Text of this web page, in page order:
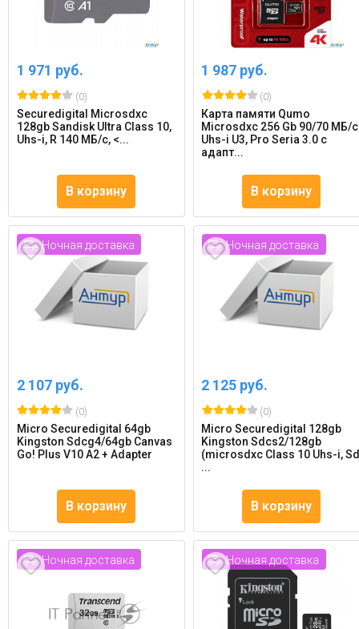
1 971 руб.
(0)
Securedigital Microsdxc
128gb Sandisk Ultra Class 10,
Uhs-i, R 140 МБ/с, <...
В корзину
1 987 руб.
(0)
Карта памяти Qumo
Microsdxc 256 Gb 90/70 МБ/с
Uhs-i U3, Pro Seria 3.0 с
адапт...
В корзину
Ночная доставка
2 107 руб.
(0)
Micro Securedigital 64gb
Kingston Sdcg4/64gb Canvas
Go! Plus V10 A2 + Adapter
В корзину
Ночная доставка
2 125 руб.
(0)
Micro Securedigital 128gb
Kingston Sdcs2/128gb
(microsdxc Class 10 Uhs-i,
...
В корзину
Ночная доставка Ночная доставка